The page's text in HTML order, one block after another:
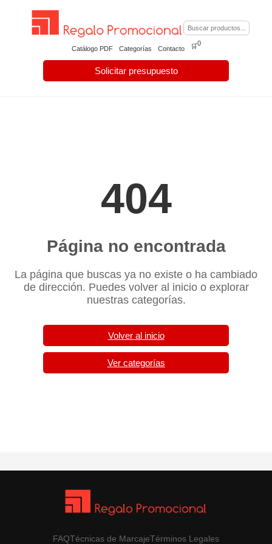
Catálogo PDF Categorías Contacto
Solicitar presupuesto
🛒0
404
Página no encontrada
La página que buscas ya no existe o ha cambiado
de dirección. Puedes volver al inicio o explorar
nuestras categorías.
Volver al inicio
Ver categorías
FAQTécnicas de MarcajeTérminos Legales